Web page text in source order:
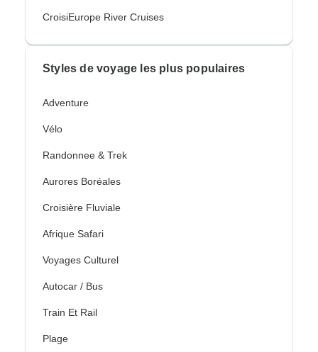
CroisiEurope River Cruises
Styles de voyage les plus populaires
Adventure
Vélo
Randonnee & Trek
Aurores Boréales
Croisière Fluviale
Afrique Safari
Voyages Culturel
Autocar / Bus
Train Et Rail
Plage